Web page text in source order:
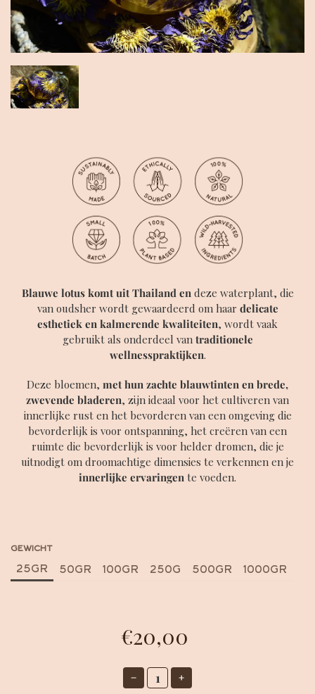
Blauwe lotus komt uit Thailand en deze waterplant, die
van oudsher wordt gewaardeerd om haar delicate
esthetiek en kalmerende kwaliteiten, wordt vaak
gebruikt als onderdeel van traditionele
wellnesspraktijken.
Deze bloemen, met hun zachte blauwtinten en brede,
zwevende bladeren, zijn ideaal voor het cultiveren van
innerlijke rust en het bevorderen van een omgeving die
bevorderlijk is voor ontspanning, het creëren van een
ruimte die bevorderlijk is voor helder dromen, die je
uitnodigt om droomachtige dimensies te verkennen en je
innerlijke ervaringen te voeden.
GEWICHT
25GR 50GR 100GR 250G 500GR 1000GR
€20,00